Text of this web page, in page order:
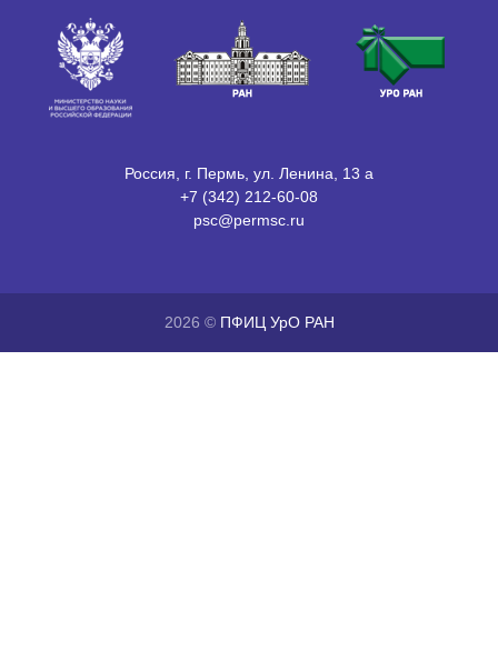
Россия, г. Пермь, ул. Ленина, 13 а
+7 (342) 212-60-08
psc@permsc.ru
2026 © ПФИЦ УрО РАН